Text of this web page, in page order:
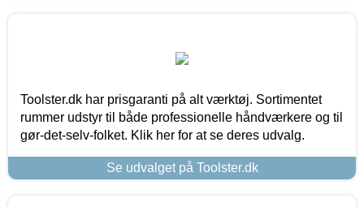
Toolster.dk har prisgaranti på alt værktøj. Sortimentet
rummer udstyr til både professionelle håndværkere og til
gør-det-selv-folket. Klik her for at se deres udvalg.
Se udvalget på Toolster.dk